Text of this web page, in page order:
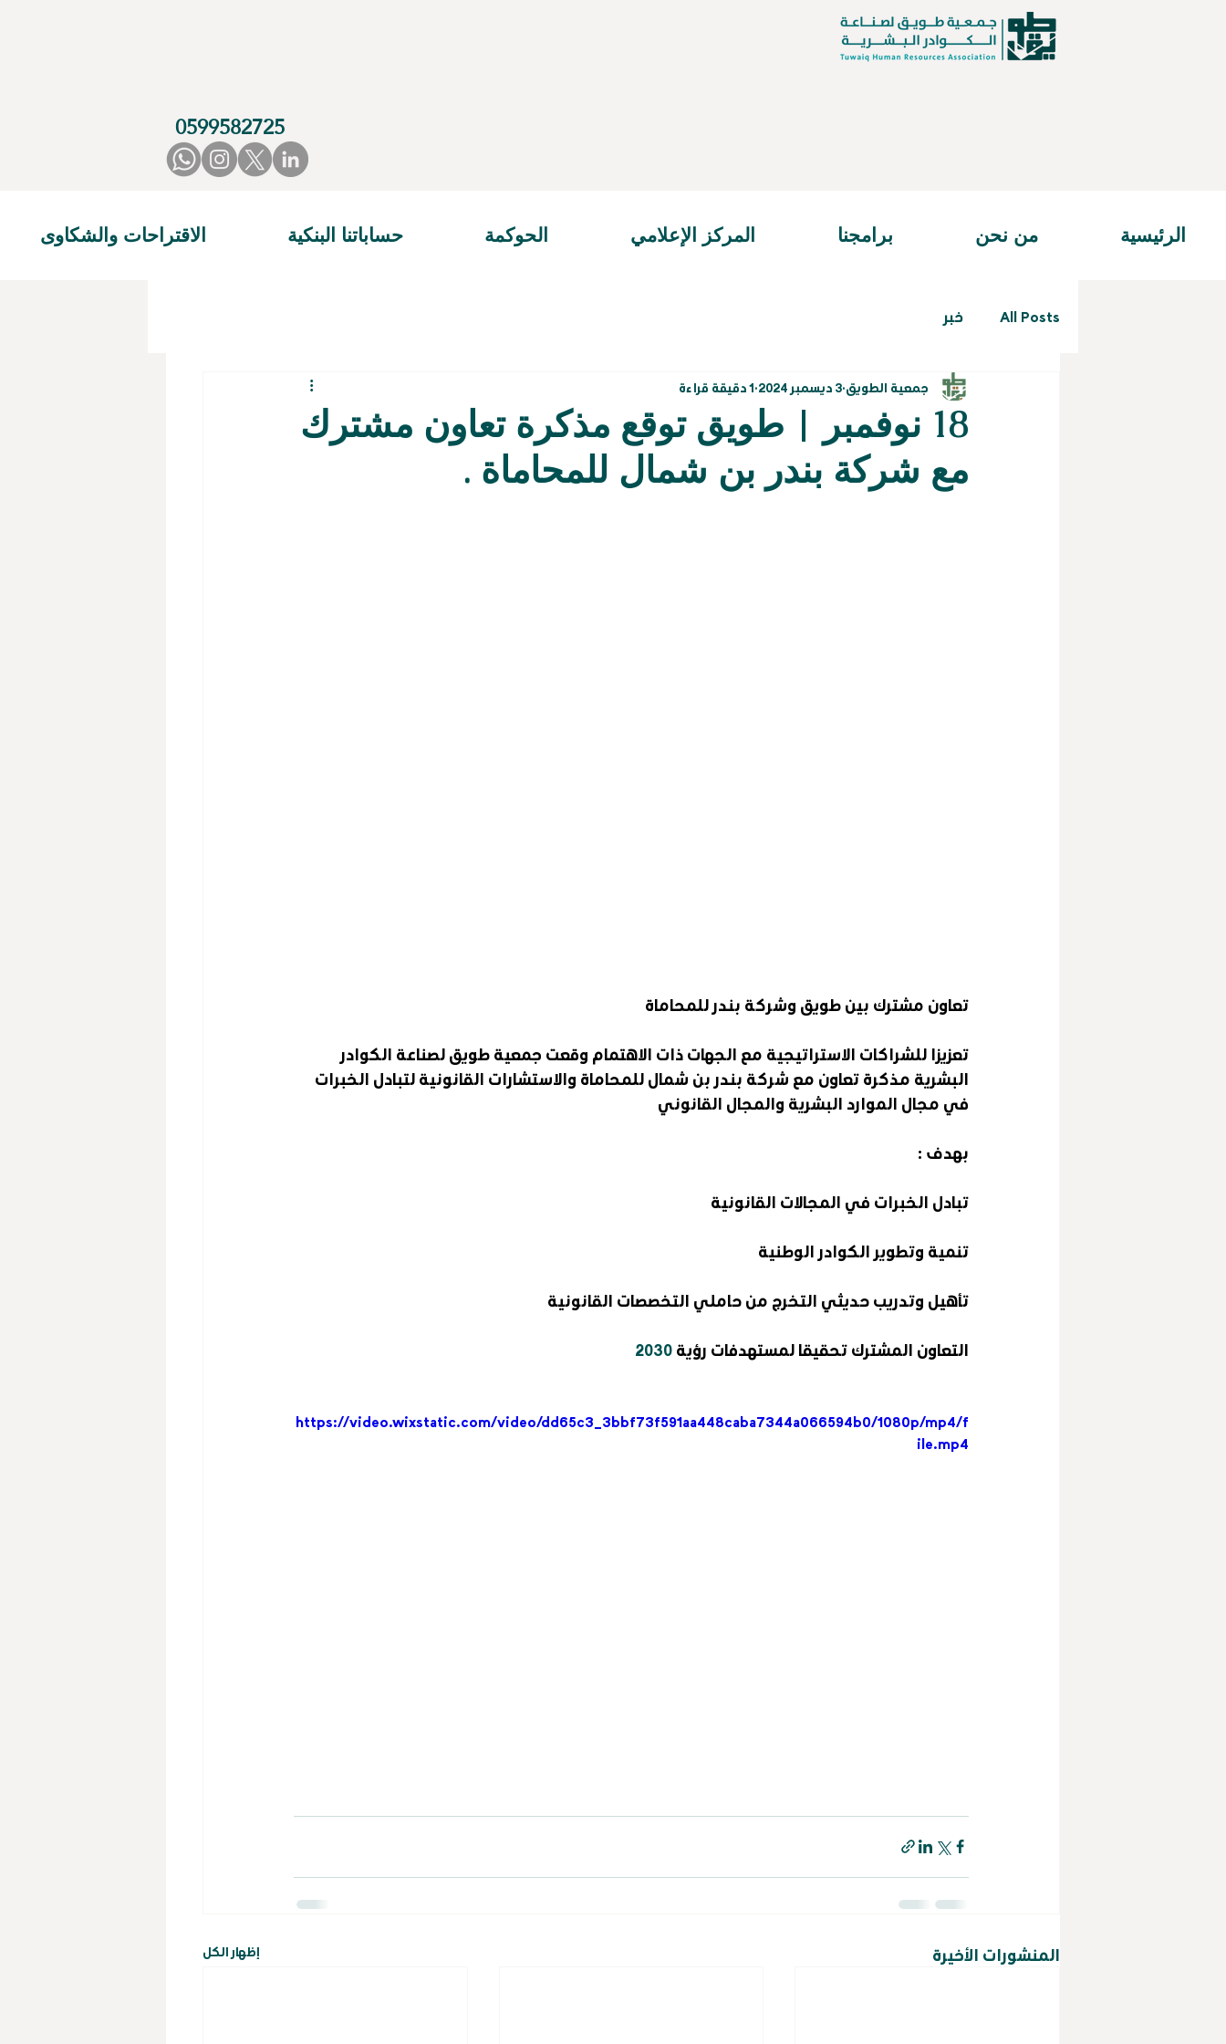
0599582725
الرئيسية من نحن برامجنا المركز الإعلامي الحوكمة حساباتنا البنكية الاقتراحات والشكاوى
All Posts خبر
18 نوفمبر | طويق توقع مذكرة تعاون مشترك
مع شركة بندر بن شمال للمحاماة .
جمعية الطويق 3 ديسمبر 2024 1 دقيقة قراءة
تعاون مشترك بين طويق وشركة بندر للمحاماة
تعزيزا للشراكات الاستراتيجية مع الجهات ذات الاهتمام وقعت جمعية طويق لصناعة الكوادر
البشرية مذكرة تعاون مع شركة بندر بن شمال للمحاماة والاستشارات القانونية لتبادل الخبرات
في مجال الموارد البشرية والمجال القانوني
بهدف :
تبادل الخبرات في المجالات القانونية
تنمية وتطوير الكوادر الوطنية
تأهيل وتدريب حديثي التخرج من حاملي التخصصات القانونية
التعاون المشترك تحقيقا لمستهدفات رؤية 2030
https://video.wixstatic.com/video/dd65c3_3bbf73f591aa448caba7344a066594b0/1080p/mp4/f
ile.mp4
المنشورات الأخيرة إظهار الكل